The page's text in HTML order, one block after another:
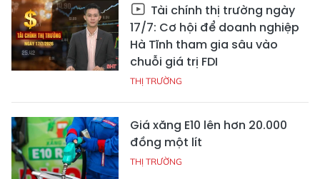
Tài chính thị trường ngày
17/7: Cơ hội để doanh nghiệp
Hà Tĩnh tham gia sâu vào
chuỗi giá trị FDI
THỊ TRƯỜNG
Giá xăng E10 lên hơn 20.000
đồng một lít
THỊ TRƯỜNG